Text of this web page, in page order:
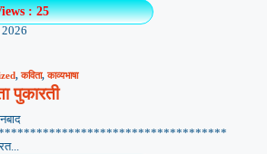
: 25
,कविता,काव्यभाषा
पुकारती